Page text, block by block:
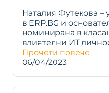
Наталия Футекова –
в ERP.BG и
номинирана в
влиятелни ИТ
Прочети повече
06/04/2023